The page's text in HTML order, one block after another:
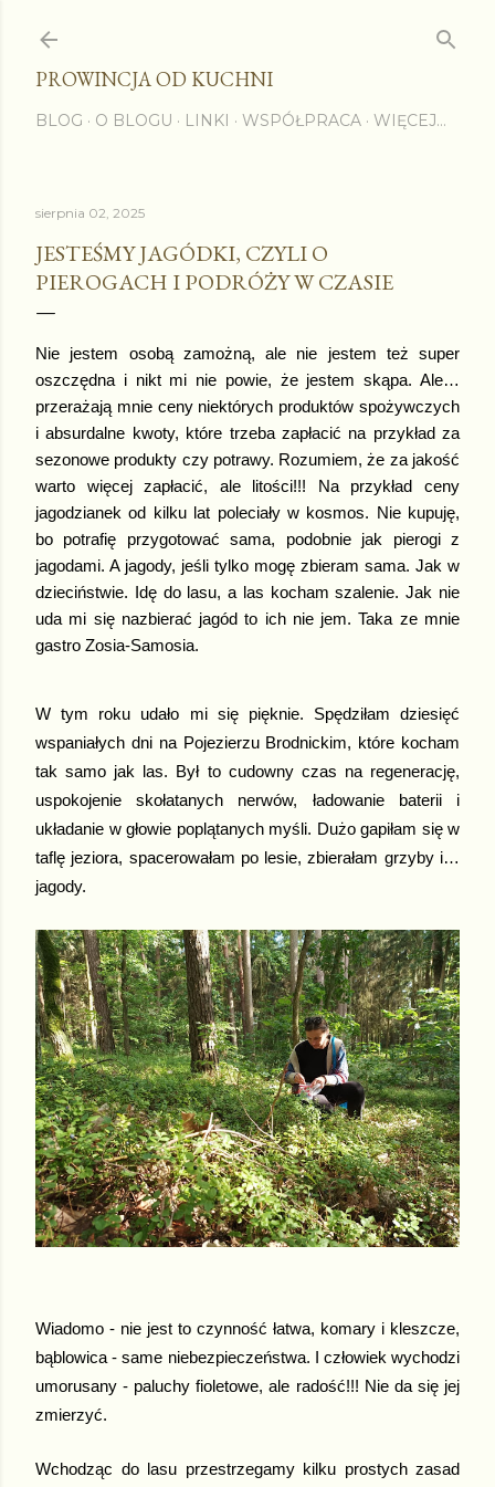
PROWINCJA OD KUCHNI
BLOG O BLOGU LINKI WSPÓŁPRACA WIĘCEJ…
sierpnia 02, 2025
JESTEŚMY JAGÓDKI, CZYLI O
PIEROGACH I PODRÓŻY W CZASIE
Nie jestem osobą zamożną, ale nie jestem też super
oszczędna i nikt mi nie powie, że jestem skąpa. Ale…
przerażają mnie ceny niektórych produktów spożywczych
i absurdalne kwoty, które trzeba zapłacić na przykład za
sezonowe produkty czy potrawy. Rozumiem, że za jakość
warto więcej zapłacić, ale litości!!! Na przykład ceny
jagodzianek od kilku lat poleciały w kosmos. Nie kupuję,
bo potrafię przygotować sama, podobnie jak pierogi z
jagodami. A jagody, jeśli tylko mogę zbieram sama. Jak w
dzieciństwie. Idę do lasu, a las kocham szalenie. Jak nie
uda mi się nazbierać jagód to ich nie jem. Taka ze mnie
gastro Zosia-Samosia.
W tym roku udało mi się pięknie. Spędziłam dziesięć
wspaniałych dni na Pojezierzu Brodnickim, które kocham
tak samo jak las. Był to cudowny czas na regenerację,
uspokojenie skołatanych nerwów, ładowanie baterii i
układanie w głowie poplątanych myśli. Dużo gapiłam się w
taflę jeziora, spacerowałam po lesie, zbierałam grzyby i…
jagody.
Wiadomo - nie jest to czynność łatwa, komary i kleszcze,
bąblowica - same niebezpieczeństwa. I człowiek wychodzi
umorusany - paluchy fioletowe, ale radość!!! Nie da się jej
zmierzyć.
Wchodząc do lasu przestrzegamy kilku prostych zasad